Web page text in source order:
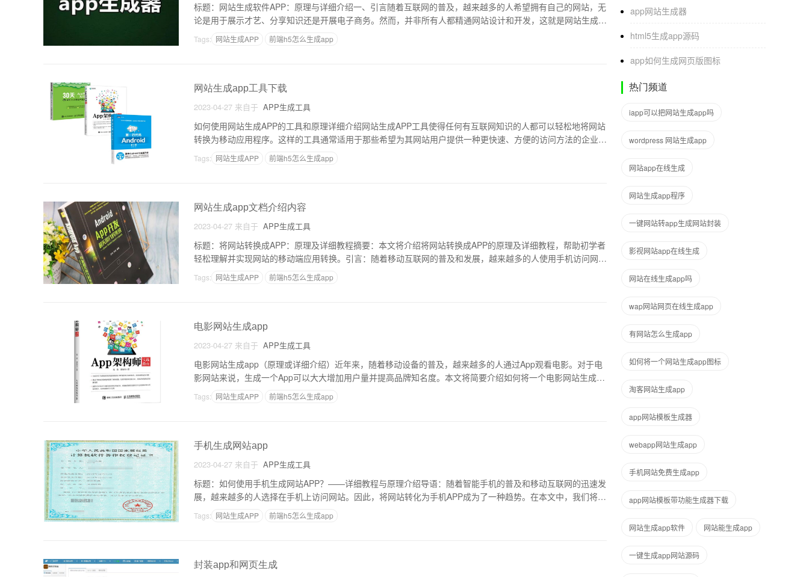
标题：网站生成软件APP：原理与详细介绍一、引言随着互联网的普及，越来越多的人希望拥有自己的网站，无
论是用于展示才艺、分享知识还是开展电子商务。然而，并非所有人都精通网站设计和开发，这就是网站生成软
件APP应运而生的原因。这类软件基于各种预先设计好的模版，
Tags: 网站生成APP 前端h5怎么生成app
网站生成app工具下载
2023-04-27 来自于 APP生成工具
如何使用网站生成APP的工具和原理详细介绍网站生成APP工具使得任何有互联网知识的人都可以轻松地将网站
转换为移动应用程序。这样的工具通常适用于那些希望为其网站用户提供一种更快速、方便的访问方法的企业和
个人。接下来，我们将详细了解一下这些工具的工作原理以及如
Tags: 网站生成APP 前端h5怎么生成app
网站生成app文档介绍内容
2023-04-27 来自于 APP生成工具
标题：将网站转换成APP：原理及详细教程摘要：本文将介绍将网站转换成APP的原理及详细教程，帮助初学者
轻松理解并实现网站的移动端应用转换。引言：随着移动互联网的普及和发展，越来越多的人使用手机访问网
站。为了提供良好的移动用户体验，许多网站纷纷采用了自适应布
Tags: 网站生成APP 前端h5怎么生成app
电影网站生成app
2023-04-27 来自于 APP生成工具
电影网站生成app（原理或详细介绍）近年来，随着移动设备的普及，越来越多的人通过App观看电影。对于电
影网站来说，生成一个App可以大大增加用户量并提高品牌知名度。本文将简要介绍如何将一个电影网站生成为
App，以及涉及到的技术内容。具体分为下面几个部分：0
Tags: 网站生成APP 前端h5怎么生成app
手机生成网站app
2023-04-27 来自于 APP生成工具
标题：如何使用手机生成网站APP？——详细教程与原理介绍导语：随着智能手机的普及和移动互联网的迅速发
展，越来越多的人选择在手机上访问网站。因此，将网站转化为手机APP成为了一种趋势。在本文中，我们将详
细介绍如何使用手机生成网站APP，以及相应的原理。###
Tags: 网站生成APP 前端h5怎么生成app
封装app和网页生成
app网站生成器
html5生成app源码
app如何生成网页版图标
热门频道
iapp可以把网站生成app吗
wordpress 网站生成app
网站app在线生成
网站生成app程序
一键网站转app生成网站封装
影视网站app在线生成
网站在线生成app吗
wap网站网页在线生成app
有网站怎么生成app
如何将一个网站生成app图标
淘客网站生成app
app网站模板生成器
webapp网站生成app
手机网站免费生成app
app网站模板带功能生成器下载
网站生成app软件 网站能生成app
一键生成app网站源码